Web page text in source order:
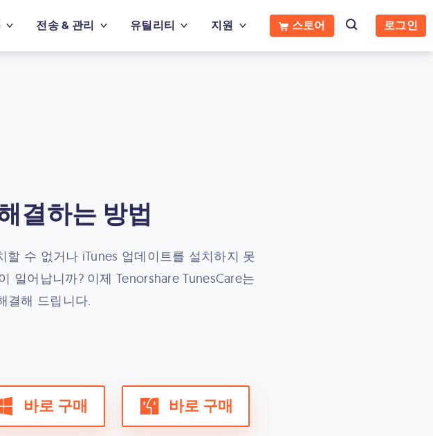
전송 & 관리 유틸리티 지원 스토어 로그인
결하는 방법
할 수 없거나 iTunes 업데이트를 설치하지 못
일어납니까? 이제 Tenorshare TunesCare는
결해 드립니다.
바로 구매 바로 구매